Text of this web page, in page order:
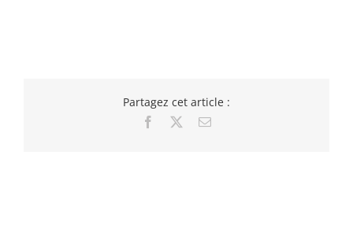
Partagez cet article :
Facebook Email